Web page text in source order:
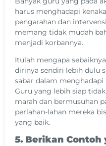
harus menghadapi
pengarahan dan
memang tidak mudah
menjadi korbannya.
Itulah mengapa
dirinya sendiri lebih dulu
sabar dalam menghadapi
Guru yang lebih siap
marah dan bermusuhan
perlahan-lahan mereka
yang baik.
5. Berikan Contoh